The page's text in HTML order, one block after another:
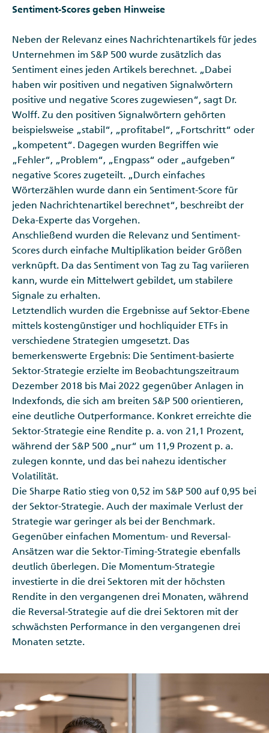
Sentiment-Scores geben Hinweise
Neben der Relevanz eines Nachrichtenartikels für jedes
Unternehmen im S&P 500 wurde zusätzlich das
Sentiment eines jeden Artikels berechnet. „Dabei
haben wir positiven und negativen Signalwörtern
positive und negative Scores zugewiesen“, sagt Dr.
Wolff. Zu den positiven Signalwörtern gehörten
beispielsweise „stabil“, „profitabel“, „Fortschritt“ oder
„kompetent“. Dagegen wurden Begriffen wie
„Fehler“, „Problem“, „Engpass“ oder „aufgeben“
negative Scores zugeteilt. „Durch einfaches
Wörterzählen wurde dann ein Sentiment-Score für
jeden Nachrichtenartikel berechnet“, beschreibt der
Deka-Experte das Vorgehen.
Anschließend wurden die Relevanz und Sentiment-
Scores durch einfache Multiplikation beider Größen
verknüpft. Da das Sentiment von Tag zu Tag variieren
kann, wurde ein Mittelwert gebildet, um stabilere
Signale zu erhalten.
Letztendlich wurden die Ergebnisse auf Sektor-Ebene
mittels kostengünstiger und hochliquider ETFs in
verschiedene Strategien umgesetzt. Das
bemerkenswerte Ergebnis: Die Sentiment-basierte
Sektor-Strategie erzielte im Beobachtungszeitraum
Dezember 2018 bis Mai 2022 gegenüber Anlagen in
Indexfonds, die sich am breiten S&P 500 orientieren,
eine deutliche Outperformance. Konkret erreichte die
Sektor-Strategie eine Rendite p. a. von 21,1 Prozent,
während der S&P 500 „nur“ um 11,9 Prozent p. a.
zulegen konnte, und das bei nahezu identischer
Volatilität.
Die Sharpe Ratio stieg von 0,52 im S&P 500 auf 0,95 bei
der Sektor-Strategie. Auch der maximale Verlust der
Strategie war geringer als bei der Benchmark.
Gegenüber einfachen Momentum- und Reversal-
Ansätzen war die Sektor-Timing-Strategie ebenfalls
deutlich überlegen. Die Momentum-Strategie
investierte in die drei Sektoren mit der höchsten
Rendite in den vergangenen drei Monaten, während
die Reversal-Strategie auf die drei Sektoren mit der
schwächsten Performance in den vergangenen drei
Monaten setzte.